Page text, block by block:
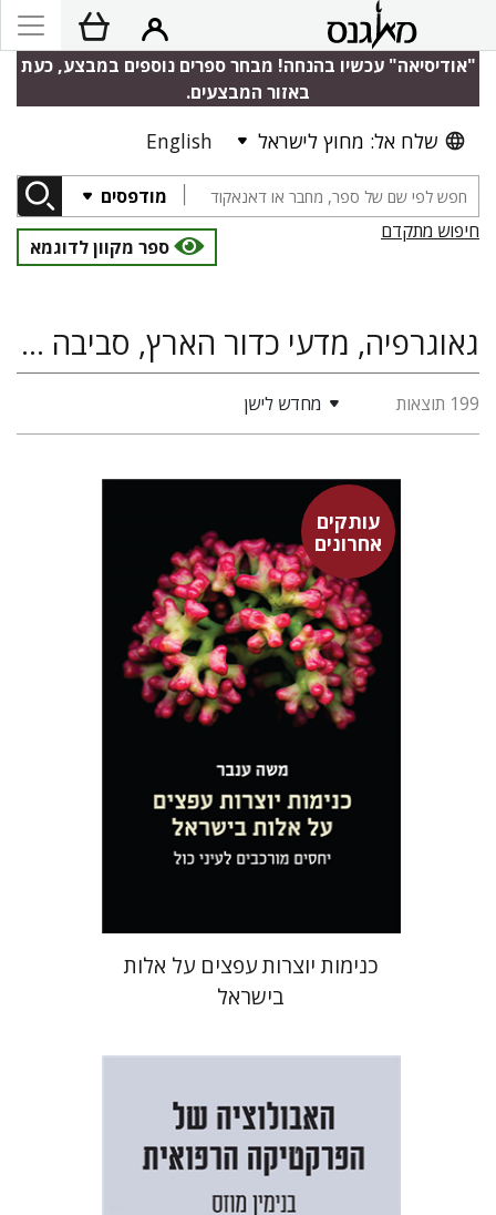
"אודיסיאה" עכשיו בהנחה! מבחר ספרים נוספים במבצע, כעת
באזור המבצעים.
שלח אל: מחוץ לישראל English
מודפסים
חיפוש מתקדם
ספר מקוון לדוגמא
גאוגרפיה, מדעי כדור הארץ, סביבה ומשאבי טבע, מדעי הטבע
199 תוצאות מחדש לישן
עותקים
אחרונים
משה ענבר
$46
כנימות יוצרות עפצים על אלות
בישראל
בנימין מוזס